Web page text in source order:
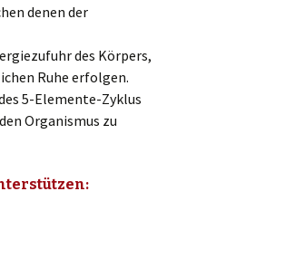
denen der
des Körpers,
Ruhe erfolgen.
5-Elemente-Zyklus
Organismus zu